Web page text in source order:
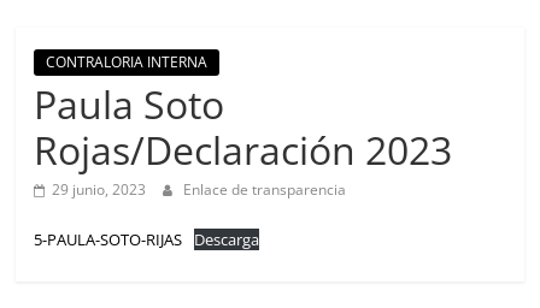
CONTRALORIA INTERNA
Paula Soto
Rojas/Declaración 2023
29 junio, 2023 Enlace de transparencia
5-PAULA-SOTO-RIJAS Descarga